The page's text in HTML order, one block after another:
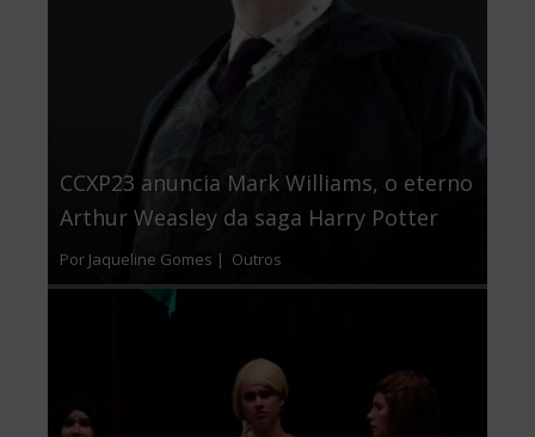
CCXP23 anuncia Mark Williams, o eterno
Arthur Weasley da saga Harry Potter
Por Jaqueline Gomes | Outros